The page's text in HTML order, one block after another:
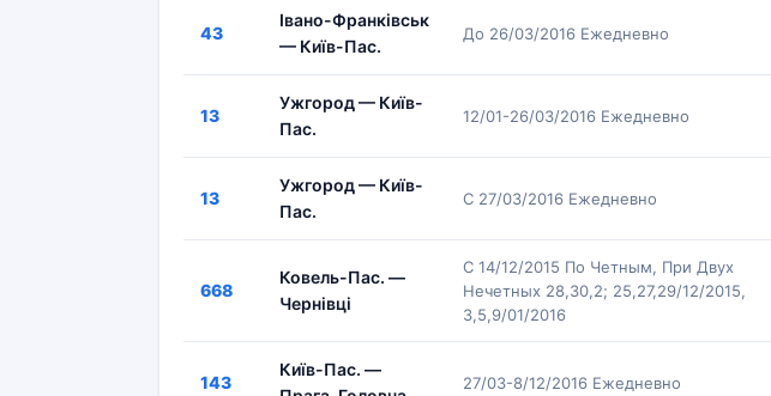
43
Івано-Франківськ
— Київ-Пас.
До 26/03/2016 Ежедневно
13
Ужгород — Київ-
Пас.
12/01-26/03/2016 Ежедневно
13
Ужгород — Київ-
Пас.
С 27/03/2016 Ежедневно
668
Ковель-Пас. —
Чернівці
С 14/12/2015 По Четным, При Двух
Нечетных 28,30,2; 25,27,29/12/2015,
3,5,9/01/2016
143
Київ-Пас. —
27/03-8/12/2016 Ежедневно